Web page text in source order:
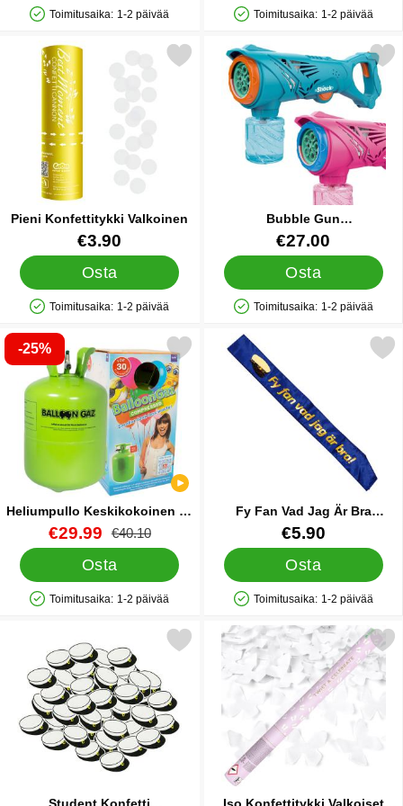
Saatavuus: Varastossa
Toimitusaika: 1-2 päivää
Saatavuus: Varastossa
Toimitusaika: 1-2 päivää
Pieni Konfettitykki Valkoinen
Tuote.nro 29825
€3.90
Osta
Saatavuus: Varastossa
Toimitusaika: 1-2 päivää
Merkitse pieni Konfettitykki Valkoinen suosikiksi
Bubble Gun
Saippuakuplapistooli
Tuote.nro 35833
€27.00
Osta
Saatavuus: Varastossa
Toimitusaika: 1-2 päivää
Merkitse bubble Gun
-25%
Heliumpullo Keskikokoinen 30
palloa (20-25 cm)
Tuote.nro 13479
uusi hinta
€29.99 vanha hinta
€40.10
Osta
Saatavuus: Varastossa
Toimitusaika: 1-2 päivää
heliumpullo Keskikokoinen 30 palloa (20-25 cm) suosikiksi
Fy Fan Vad Jag Är Bra
Olkanauha
Tuote.nro 27867
€5.90
Osta
Saatavuus: Varastossa
Toimitusaika: 1-2 päivää
Merkitse fy Fan Vad Jag Är
Student Konfetti
Merkitse student Konfetti Ylioppilaslakkit suosikiksi
Iso Konfettitykki Valkoiset
Merkitse iso Konfettitykki